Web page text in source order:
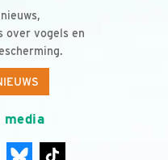
over vogels en